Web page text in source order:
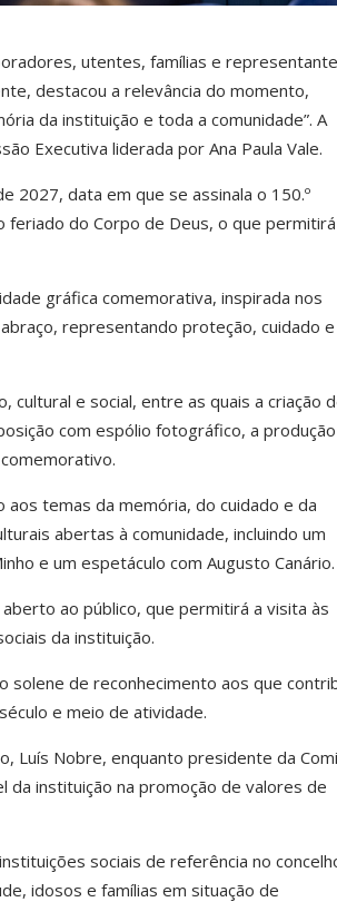
utentes, famílias e
destacou a relevância do momento,
da instituição e toda a comunidade”. A
Executiva liderada por Ana Paula Vale.
2027, data em que se assinala o 150.º
feriado do Corpo de Deus, o que
gráfica comemorativa, inspirada nos
representando proteção, cuidado e
cultural e social, entre as quais a criação
com espólio fotográfico, a
aos temas da memória, do cuidado e da
abertas à comunidade, incluindo um
e um espetáculo com Augusto Canário.
ao público, que permitirá a visita às
da instituição.
solene de reconhecimento aos que
e meio de atividade.
Luís Nobre, enquanto presidente da
da instituição na promoção de valores de
sociais de referência no
idosos e famílias em situação de